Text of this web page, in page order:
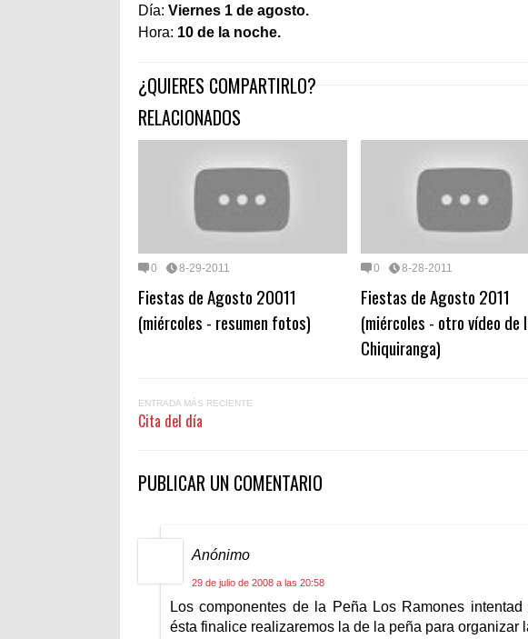
Día: Viernes 1 de agosto.
Hora: 10 de la noche.
¿QUIERES COMPARTIRLO?
RELACIONADOS
0 8-29-2011
Fiestas de Agosto 20011
(miércoles - resumen fotos)
0 8-28-2011
Fiestas de Agosto 2011
(miércoles - otro vídeo de
Chiquiranga)
ENTRADA MÁS RECIENTE
Cita del día
PUBLICAR UN COMENTARIO
Anónimo
29 de julio de 2008 a las 20:58
Los componentes de la Peña Los Ramones
ésta finalice realizaremos la de la peña para organizar